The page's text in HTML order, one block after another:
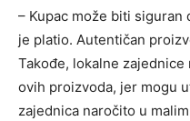
– Kupac može biti siguran
je platio. Autentičan
Takođe, lokalne
ovih proizvoda, jer mogu
zajednica naročito u